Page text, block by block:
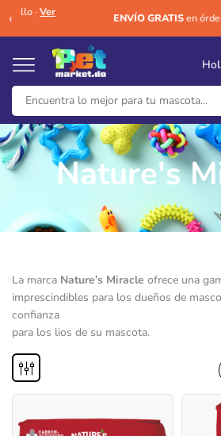
‹ ENVÍO GRATISen órdenes
Nature's
La marca Nature’s Miracle ofrece una
imprescindibles para los dueños de
confianza
para los lios de su mascota.